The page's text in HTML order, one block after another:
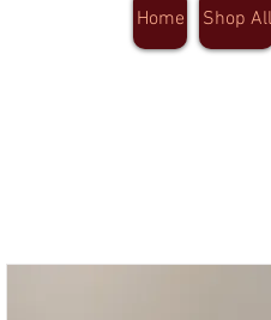
Home Shop All